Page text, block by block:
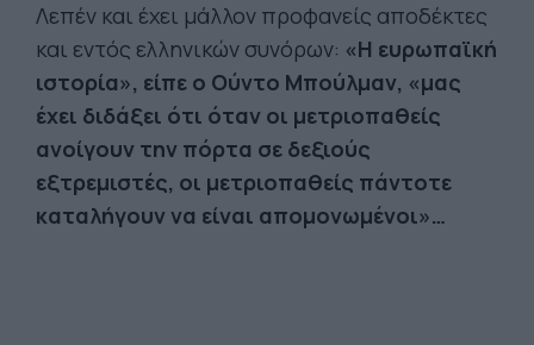
Λεπέν και έχει μάλλον προφανείς αποδέκτες
και εντός ελληνικών συνόρων: «Η ευρωπαϊκή
ιστορία», είπε ο Ούντο Μπούλμαν, «μας
έχει διδάξει ότι όταν οι μετριοπαθείς
ανοίγουν την πόρτα σε δεξιούς
εξτρεμιστές, οι μετριοπαθείς πάντοτε
καταλήγουν να είναι απομονωμένοι»…